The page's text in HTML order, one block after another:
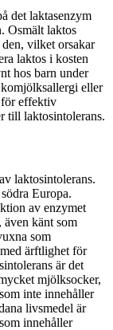
det laktasenzym
Osmält laktos
vilket orsakar
laktos i kosten
hos barn under
eller
för effektiv
till laktosintolerans.
laktosintolerans.
Europa.
av enzymet
även känt som
som
ärftlighet för
är det
mjölksocker,
inte innehåller
livsmedel är
innehåller